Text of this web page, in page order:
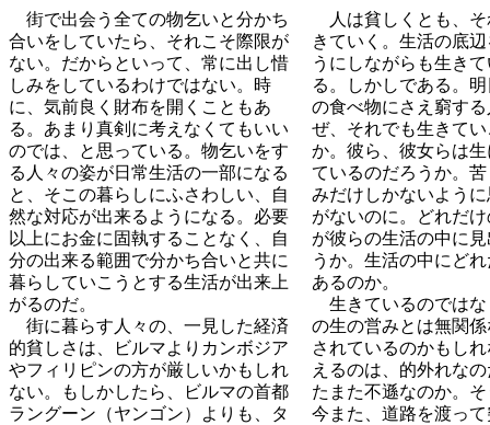
街で出会う全ての物乞いと分かち
合いをしていたら、それこそ際限が
ない。だからといって、常に出し惜
しみをしているわけではない。時
に、気前良く財布を開くこともあ
る。あまり真剣に考えなくてもいい
のでは、と思っている。物乞いをす
る人々の姿が日常生活の一部になる
と、そこの暮らしにふさわしい、自
然な対応が出来るようになる。必要
以上にお金に固執することなく、自
分の出来る範囲で分かち合いと共に
暮らしていこうとする生活が出来上
がるのだ。
街に暮らす人々の、一見した経済
的貧しさは、ビルマよりカンボジア
やフィリピンの方が厳しいかもしれ
ない。もしかしたら、ビルマの首都
ラングーン（ヤンゴン）よりも、タ
人は貧しくとも、
きていく。生活の底
うにしながらも生き
る。しかしである。
の食べ物にさえ窮す
ぜ、それでも生きて
か。彼ら、彼女らは
ているのだろうか。
みだけしかないよう
がないのに。どれだ
が彼らの生活の中に
うか。生活の中にど
あるのか。
生きているのではな
の生の営みとは無関
されているのかもし
えるのは、的外れな
たまた不遜なのか。
今また、道路を渡っ